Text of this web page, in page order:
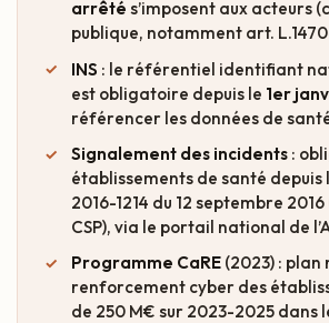
arrêté s’imposent aux acteurs
publique, notamment art.
INS : le référentiel identifiant
est obligatoire depuis le 1er
référencer les données de
Signalement des incidents :
établissements de santé depuis
2016-1214 du 12 septembre 2016
CSP), via le portail national de
Programme CaRE (2023) :
renforcement cyber des
de 250 M€ sur 2023-2025 dans